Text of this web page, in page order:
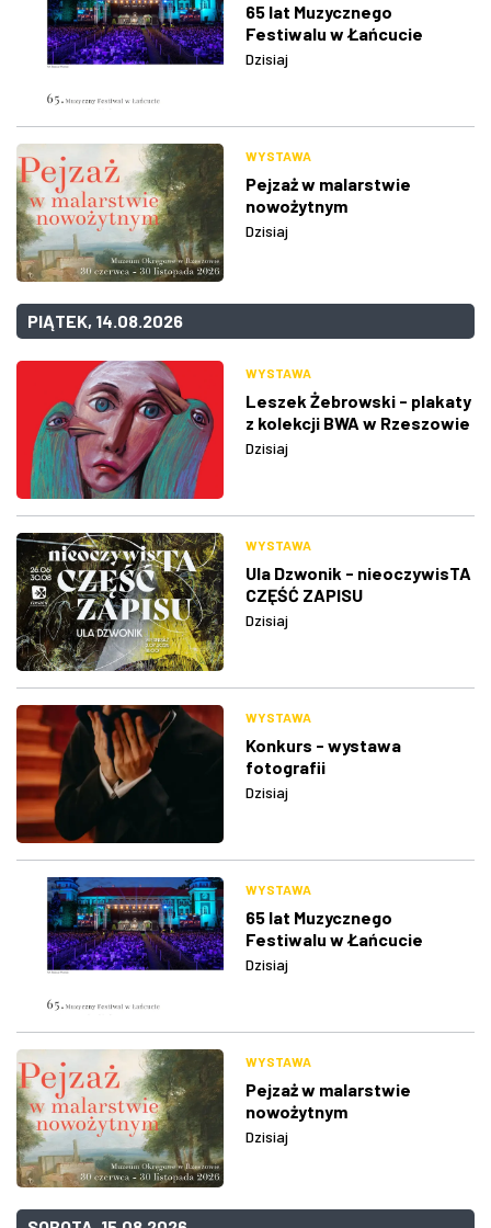
65 lat Muzycznego
Festiwalu w Łańcucie
Dzisiaj
WYSTAWA
Pejzaż w malarstwie
nowożytnym
Dzisiaj
PIĄTEK, 14.08.2026
WYSTAWA
Leszek Żebrowski - plakaty
z kolekcji BWA w Rzeszowie
Dzisiaj
WYSTAWA
Ula Dzwonik - nieoczywisTA
CZĘŚĆ ZAPISU
Dzisiaj
WYSTAWA
Konkurs - wystawa
fotografii
Dzisiaj
WYSTAWA
65 lat Muzycznego
Festiwalu w Łańcucie
Dzisiaj
WYSTAWA
Pejzaż w malarstwie
nowożytnym
Dzisiaj